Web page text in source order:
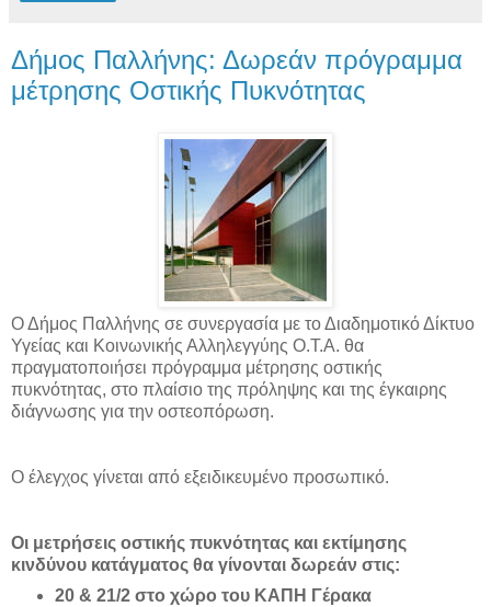
Δήμος Παλλήνης: Δωρεάν πρόγραμμα
μέτρησης Οστικής Πυκνότητας
Ο Δήμος Παλλήνης σε συνεργασία με το Διαδημοτικό Δίκτυο
Υγείας και Κοινωνικής Αλληλεγγύης Ο.Τ.Α. θα
πραγματοποιήσει πρόγραμμα μέτρησης οστικής
πυκνότητας, στο πλαίσιο της πρόληψης και της έγκαιρης
διάγνωσης για την οστεοπόρωση.
Ο έλεγχος γίνεται από εξειδικευμένο προσωπικό.
Οι μετρήσεις οστικής πυκνότητας και εκτίμησης
κινδύνου κατάγματος θα γίνονται δωρεάν στις:
20 & 21/2 στο χώρο του ΚΑΠΗ Γέρακα